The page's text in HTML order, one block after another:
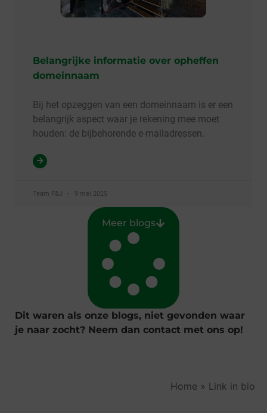
Belangrijke informatie over opheffen
domeinnaam
Bij het opzeggen van een domeinnaam is er een
belangrijk aspect waar je rekening mee moet
houden: de bijbehorende e-mailadressen.
Team F&J 9 mei 2025
Meer blogs
Dit waren als onze blogs, niet gevonden waar
je naar zocht? Neem dan contact met ons op!
Home » Link in bio